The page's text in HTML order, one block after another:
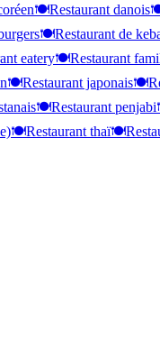
🍽️Restaurant danois
🍽️Restaurant de
eatery🍽️Restaurant
🍽️Restaurant japonais🍽️
🍽️Restaurant penjabi
🍽️Restaurant thaï🍽️